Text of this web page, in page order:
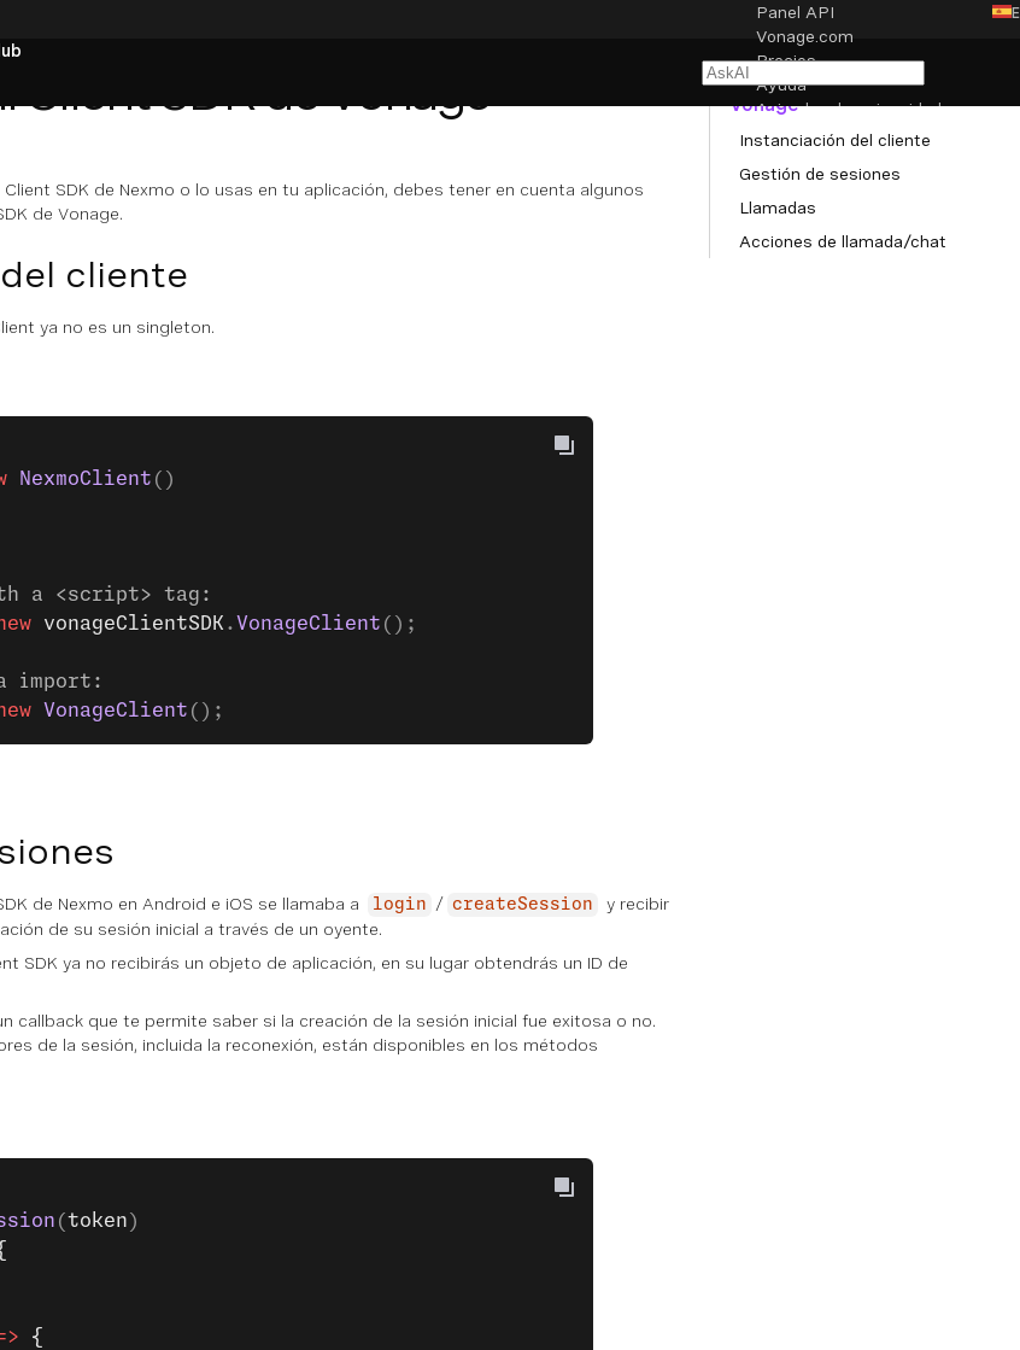
Panel API
Vonage.com
Precios
Ayuda
Aviso legal y privacidad
Configuración de cookies
Client SDK de Vonage
SDK de Nexmo o lo usas en tu aplicación, debes tener en cuenta algunos
de Vonage.
cliente
ya no es un singleton.
NexmoClient ()
a <script> tag:
vonageClientSDK . VonageClient ();
import:
VonageClient ();
de Nexmo en Android e iOS se llamaba a login / createSession
y recibir
de su sesión inicial a través de un oyente.
SDK ya no recibirás un objeto de aplicación, en su lugar obtendrás un ID de
callback que te permite saber si la creación de la sesión inicial fue exitosa o no.
de la sesión, incluida la reconexión, están disponibles en los métodos
(token )
{
NAVEGACIÓN
Transición al Client SDK de
Vonage
Instanciación del cliente
Gestión de sesiones
Llamadas
Acciones de llamada/chat